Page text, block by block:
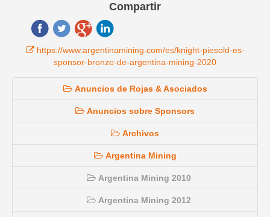
Compartir
https://www.argentinamining.com/es/knight-piesold-es-
sponsor-bronze-de-argentina-mining-2020
Anuncios de Rojas & Asociados
Anuncios sobre Sponsors
Archivos
Argentina Mining
Argentina Mining 2010
Argentina Mining 2012